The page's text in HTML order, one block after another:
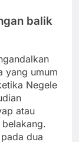
balik
yang umum
Negele
atau
dua